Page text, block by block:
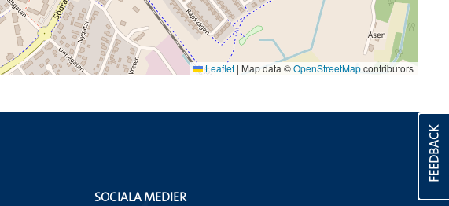
Leaflet | Map data ©OpenStreetMapcontributors
FEEDBACK
SOCIALA MEDIER